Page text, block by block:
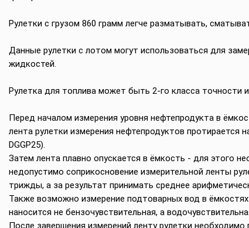
Рулетки с грузом 860 грамм легче разматывать,
Данные рулетки с лотом могут использоваться для
жидкостей.
Рулетка для топлива может быть 2-го класса точности
Перед началом измерения уровня нефтепродукта в
лента рулетки измерения нефтепродуктов протирается
DGGP25).
Затем лента плавно опускается в ёмкость - для этого
недопустимо соприкосновение измерительной ленты
трижды, а за результат принимать среднее
Также возможно измерение подтоварных вод в
наносится не бензочувствительная, а
После завершения измерений ленту рулетки необходимо